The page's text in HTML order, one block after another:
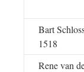
Bart
1518
Rene van